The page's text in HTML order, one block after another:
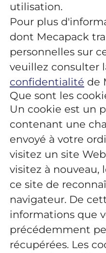
utilisation.
Pour plus
dont Mecapack
personnelles sur
veuillez consulter
confidentialité de
Que sont les
Un cookie est un
contenant une
envoyé à votre
visitez un site
visitez à nouveau,
ce site de
navigateur. De
informations que
précédemment
récupérées. Les